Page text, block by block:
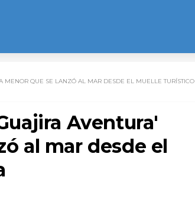
MENOR QUE SE LANZÓ AL MAR DESDE EL MUELLE TURÍSTICO
Aventura'
al mar desde el